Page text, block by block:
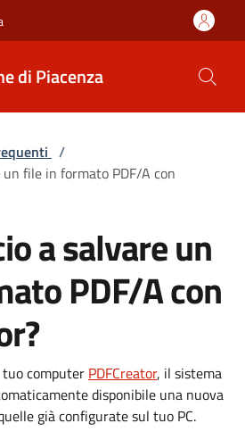
di Piacenza
/
un file in formato PDF/A con
a salvare un
PDF/A con
computer PDFCreator, il sistema
disponibile una nuova
già configurate sul tuo PC.